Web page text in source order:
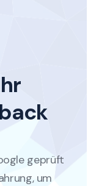
geprüft
um